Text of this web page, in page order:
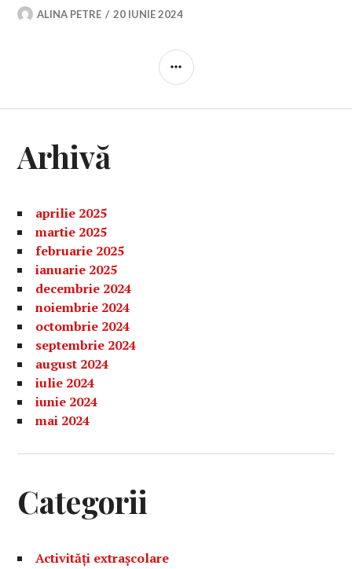
ALINA PETRE 20 IUNIE 2024
BARĂ
Arhivă
aprilie 2025
martie 2025
februarie 2025
ianuarie 2025
decembrie 2024
noiembrie 2024
octombrie 2024
septembrie 2024
august 2024
iulie 2024
iunie 2024
mai 2024
Categorii
Activități extrașcolare